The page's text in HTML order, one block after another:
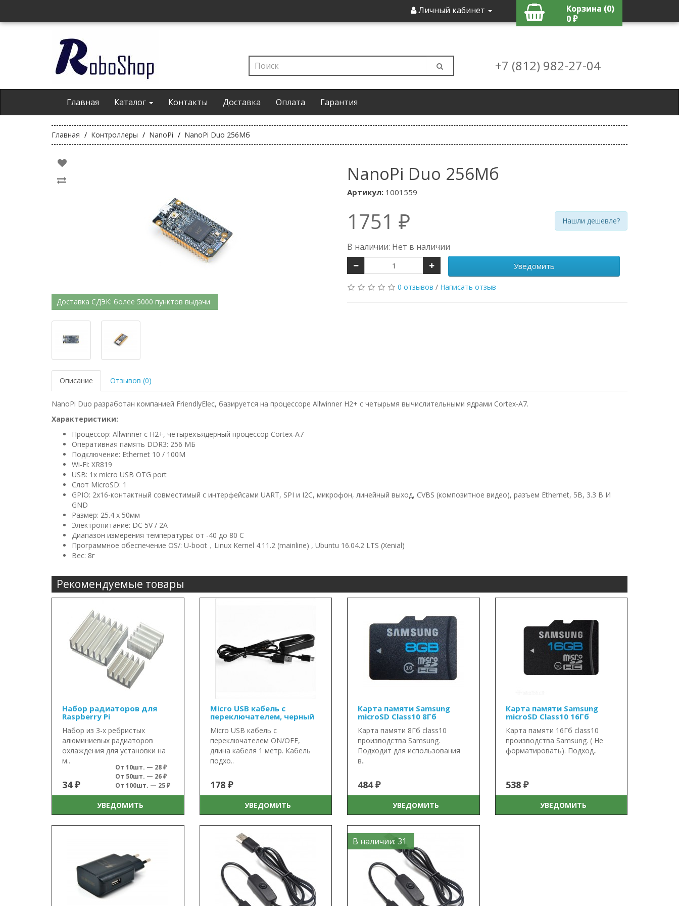
Личный кабинет
Корзина (0)
0 ₽
+7 (812) 982-27-04
Главная Каталог Контакты Доставка Оплата Гарантия
Главная Контроллеры NanoPi NanoPi Duo 256Мб
Доставка СДЭК: более 5000 пунктов выдачи
NanoPi Duo 256Мб
Артикул: 1001559
1751 ₽ Нашли дешевле?
В наличии: Нет в наличии
Уведомить
0 отзывов / Написать отзыв
Описание Отзывов (0)
NanoPi Duo разработан компанией FriendlyElec, базируется на процессоре Allwinner H2+ с четырьмя вычислительными ядрами Cortex-A7.
Характеристики:
Процессор: Allwinner с Н2+, четырехъядерный процессор Cortex-А7
Оперативная память DDR3: 256 МБ
Подключение: Ethernet 10 / 100M
Wi-Fi: XR819
USB: 1x micro USB OTG port
Слот MicroSD: 1
GPIO: 2х16-контактный совместимый c интерфейсами UART, SPI и I2C, микрофон, линейный выход, CVBS (композитное видео), разъем Ethernet, 5В, 3.3 В И
GND
Размер: 25.4 x 50мм
Электропитание: DC 5V / 2A
Диапазон измерения температуры: от -40 до 80 С
Программное обеспечение OS/: U-boot，Linux Kernel 4.11.2 (mainline) , Ubuntu 16.04.2 LTS (Xenial)
Вес: 8г
Рекомендуемые товары
Набор радиаторов для
Raspberry Pi
Набор из 3-х ребристых
алюминиевых радиаторов
охлаждения для установки на
м..
34 ₽
От 10шт. — 28 ₽
От 50шт. — 26 ₽
От 100шт. — 25 ₽
УВЕДОМИТЬ
Micro USB кабель с
переключателем, черный
Micro USB кабель с
переключателем ON/OFF,
длина кабеля 1 метр. Кабель
подхо..
178 ₽
УВЕДОМИТЬ
Карта памяти Samsung
microSD Class10 8Гб
Карта памяти 8Гб class10
производства Samsung.
Подходит для использования
в..
484 ₽
УВЕДОМИТЬ
Карта памяти Samsung
microSD Class10 16Гб
Карта памяти 16Гб class10
производства Samsung. ( Не
форматировать). Подход..
538 ₽
УВЕДОМИТЬ
В наличии: 31